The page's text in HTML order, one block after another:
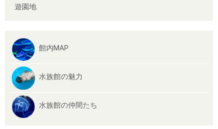
遊園地
館内MAP
水族館の魅力
水族館の仲間たち